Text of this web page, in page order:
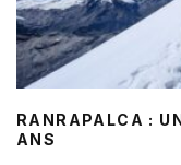
RANRAPALCA :
ANS